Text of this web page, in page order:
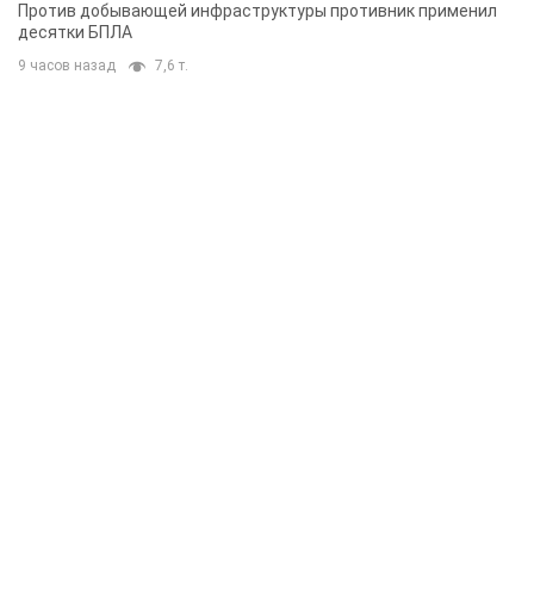
Против добывающей инфраструктуры противник применил
десятки БПЛА
9 часов назад 7,6 т.